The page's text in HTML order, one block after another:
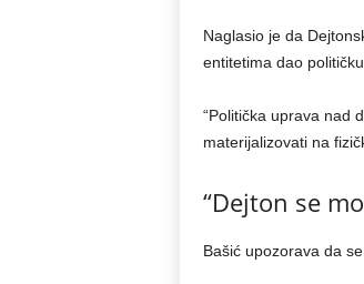
Naglasio je da
entitetima dao
“Politička uprava nad
materijalizovati na
“Dejton se
Bašić upozorava da